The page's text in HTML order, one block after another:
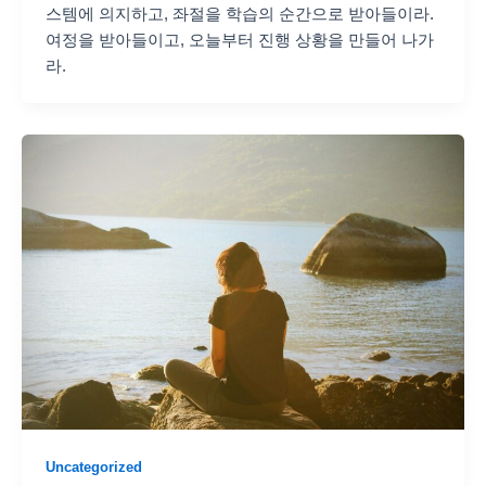
스템에 의지하고, 좌절을 학습의 순간으로 받아들이라.
여정을 받아들이고, 오늘부터 진행 상황을 만들어 나가
라.
Uncategorized